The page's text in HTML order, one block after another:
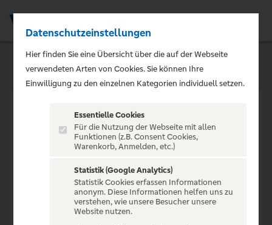
VERANSTALTUNG NICHT
GEFUNDEN
Datenschutzeinstellungen
Hier finden Sie eine Übersicht über die auf der Webseite
verwendeten Arten von Cookies. Sie können Ihre
Einwilligung zu den einzelnen Kategorien individuell setzen.
Essentielle Cookies
Für die Nutzung der Webseite mit allen
Funktionen (z.B. Consent Cookies,
Warenkorb, Anmelden, etc.)
Statistik (Google Analytics)
Statistik Cookies erfassen Informationen
anonym. Diese Informationen helfen uns zu
verstehen, wie unsere Besucher unsere
Website nutzen.